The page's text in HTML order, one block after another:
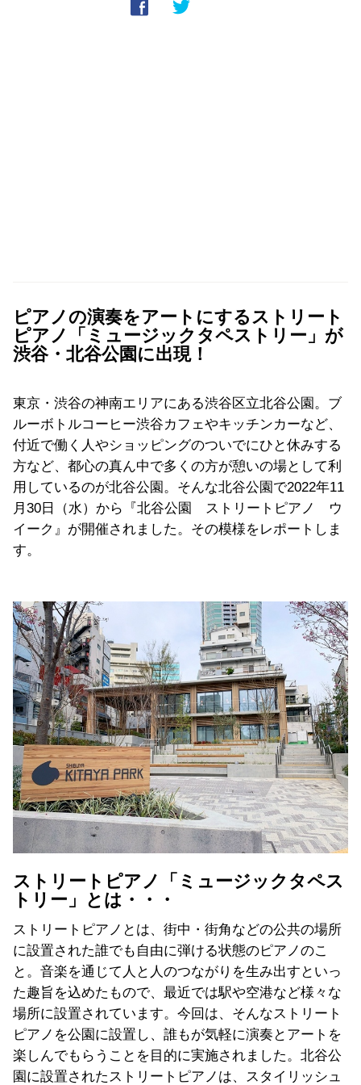
ピアノの演奏をアートにするストリート
ピアノ「ミュージックタペストリー」が
渋谷・北谷公園に出現！
東京・渋谷の神南エリアにある渋谷区立北谷公園。ブ
ルーボトルコーヒー渋谷カフェやキッチンカーなど、
付近で働く人やショッピングのついでにひと休みする
方など、都心の真ん中で多くの方が憩いの場として利
用しているのが北谷公園。そんな北谷公園で2022年11
月30日（水）から『北谷公園 ストリートピアノ ウ
イーク』が開催されました。その模様をレポートしま
す。
ストリートピアノ「ミュージックタペス
トリー」とは・・・
ストリートピアノとは、街中・街角などの公共の場所
に設置された誰でも自由に弾ける状態のピアノのこ
と。音楽を通じて人と人のつながりを生み出すといっ
た趣旨を込めたもので、最近では駅や空港など様々な
場所に設置されています。今回は、そんなストリート
ピアノを公園に設置し、誰もが気軽に演奏とアートを
楽しんでもらうことを目的に実施されました。北谷公
園に設置されたストリートピアノは、スタイリッシュ